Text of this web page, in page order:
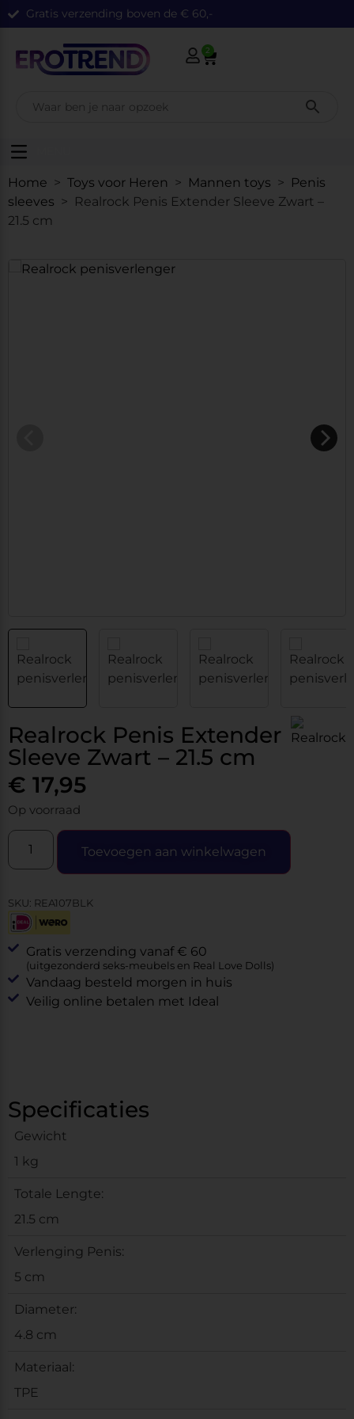
Gratis verzending boven de € 60,-
2
Home > Toys voor Heren > Mannen toys > Penis
sleeves > Realrock Penis Extender Sleeve Zwart –
21.5 cm
Realrock Penis Extender
Sleeve Zwart – 21.5 cm
€ 17,95
Op voorraad
Toevoegen aan winkelwagen
SKU: REA107BLK
Gratis verzending vanaf € 60
(uitgezonderd seks-meubels en Real Love Dolls)
Vandaag besteld morgen in huis
Veilig online betalen met Ideal
Specificaties
Gewicht
1 kg
Totale Lengte:
21.5 cm
Verlenging Penis:
5 cm
Diameter:
4.8 cm
Materiaal:
TPE